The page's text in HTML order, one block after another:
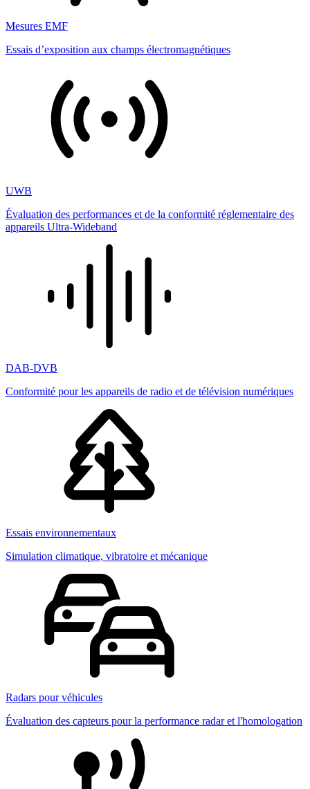
Mesures EMF
Essais d’exposition aux champs électromagnétiques
UWB
Évaluation des performances et de la conformité réglementaire des
appareils Ultra-Wideband
DAB-DVB
Conformité pour les appareils de radio et de télévision numériques
Essais environnementaux
Simulation climatique, vibratoire et mécanique
Radars pour véhicules
Évaluation des capteurs pour la performance radar et l'homologation